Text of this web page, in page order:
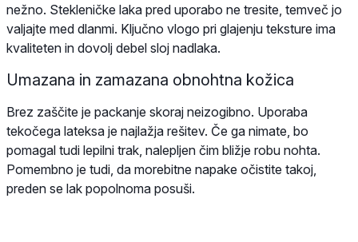
nežno. Stekleničke laka pred uporabo ne tresite, temveč jo
valjajte med dlanmi. Ključno vlogo pri glajenju teksture ima
kvaliteten in dovolj debel sloj nadlaka.
Umazana in zamazana obnohtna kožica
Brez zaščite je packanje skoraj neizogibno. Uporaba
tekočega lateksa je najlažja rešitev. Če ga nimate, bo
pomagal tudi lepilni trak, nalepljen čim bližje robu nohta.
Pomembno je tudi, da morebitne napake očistite takoj,
preden se lak popolnoma posuši.